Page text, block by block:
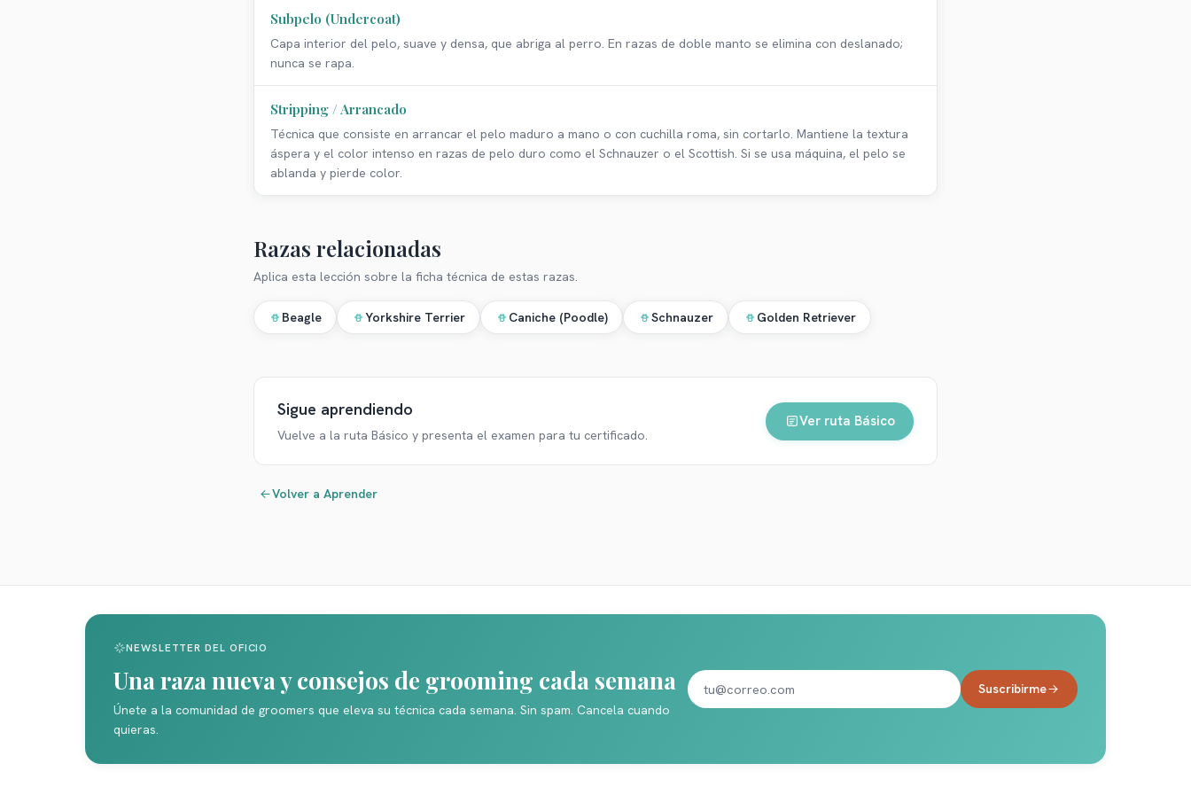
Subpelo (Undercoat)
Capa interior del pelo, suave y densa, que abriga al perro. En razas de doble manto se elimina con deslanado;
nunca se rapa.
Stripping / Arrancado
Técnica que consiste en arrancar el pelo maduro a mano o con cuchilla roma, sin cortarlo. Mantiene la textura
áspera y el color intenso en razas de pelo duro como el Schnauzer o el Scottish. Si se usa máquina, el pelo se
ablanda y pierde color.
Razas relacionadas
Aplica esta lección sobre la ficha técnica de estas razas.
Beagle Yorkshire Terrier Caniche (Poodle) Schnauzer Golden Retriever
Sigue aprendiendo
Vuelve a la ruta Básico y presenta el examen para tu certificado.
Ver ruta Básico
Volver a Aprender
NEWSLETTER DEL OFICIO
Una raza nueva y consejos de grooming cada semana
Únete a la comunidad de groomers que eleva su técnica cada semana. Sin spam. Cancela cuando
quieras.
Suscribirme